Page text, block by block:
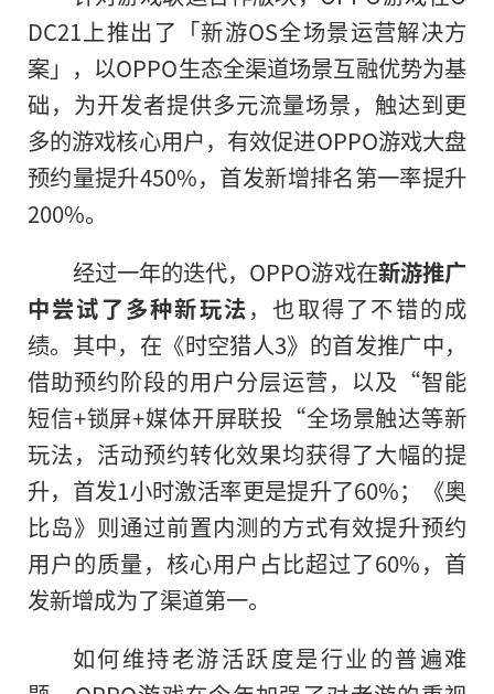
DC21上推出了「新游OS全场景运营解决方
案」，以OPPO生态全渠道场景互融优势为基
础，为开发者提供多元流量场景，触达到更
多的游戏核心用户，有效促进OPPO游戏大盘
预约量提升450%，首发新增排名第一率提升
200%。
经过一年的迭代，OPPO游戏在新游推广
中尝试了多种新玩法 ，也取得了不错的成
绩。其中，在《时空猎人3》的首发推广中，
借助预约阶段的用户分层运营，以及“智能
短信+锁屏+媒体开屏联投“全场景触达等新
玩法，活动预约转化效果均获得了大幅的提
升，首发1小时激活率更是提升了60%；《奥
比岛》则通过前置内测的方式有效提升预约
用户的质量，核心用户占比超过了60%，首
发新增成为了渠道第一。
如何维持老游活跃度是行业的普遍难